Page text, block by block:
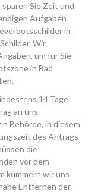
Sie Zeit und
Aufgaben
in
Wir
um für Sie
in Bad
14 Tage
an uns
Behörde, in diesem
des Antrags
die
vor dem
kümmern wir uns
Entfernen der